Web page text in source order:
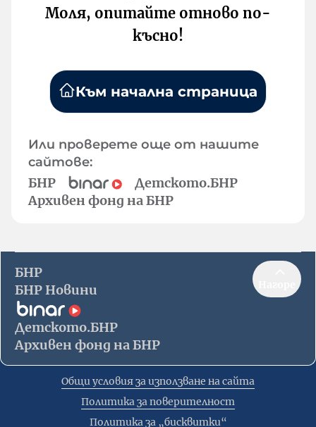
Моля, опитайте отново по-
късно!
Към начална страница
Или проверете още от нашите
сайтове:
БНР
Детското.БНР
Архивен фонд на БНР
БНР
БНР Новини
Детското.БНР
Архивен фонд на БНР
Общи условия за използване на сайта
Политика за поверителност
Политика за „бисквитки“